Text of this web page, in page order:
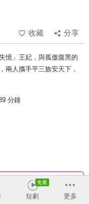
收藏
分享
憶」王妃，與孤傲腹黑的
兩人攜手平三族安天下，
分鐘
短劇 更多